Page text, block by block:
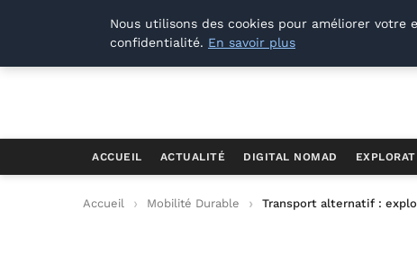
Offways.fr
ACCUEIL ACTUALITÉ DIGITAL NOMAD
Accueil Mobilité Durable Transport alternatif :
Nous utilisons des cookies pour améliorer
confidentialité. En savoir plus